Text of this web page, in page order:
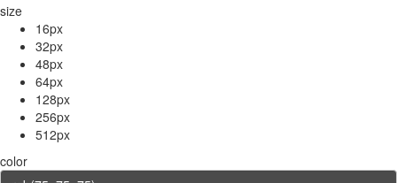
size
16px
32px
48px
64px
128px
256px
512px
color